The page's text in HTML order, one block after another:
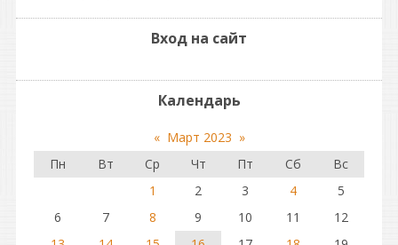
Вход на сайт
Календарь
« Март 2023 »
Пн
Вт Ср Чт Пт Сб
Вс
1
2 3 4
5
6
7 8 9 10 11
12